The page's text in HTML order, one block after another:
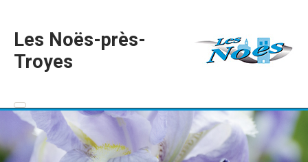
Les Noës-près-
Troyes